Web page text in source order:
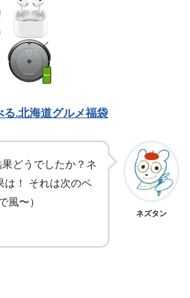
る.北海道グルメ福袋
どうでしたか？ネ
は！ それは次のペ
風〜）
ネズタン